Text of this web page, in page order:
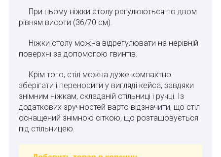
При цьому ніжки столу регулюються по двом
рівням висоти (36/70 см).
Ніжки столу можна відрегулювати на нерівній
поверхні за допомогою гвинтів.
Крім того, стіл можна дуже компактно
зберігати і переносити у вигляді кейса, завдяки
знімним ніжкам, складаній стільниці і ручці. Із
додаткових зручностей варто відзначити, що стіл
оснащений знімною сіткою, що розташовується
під стільницею.